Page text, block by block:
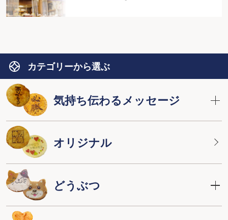
カテゴリーから選ぶ
気持ち伝わるメッセージ
オリジナル
どうぶつ